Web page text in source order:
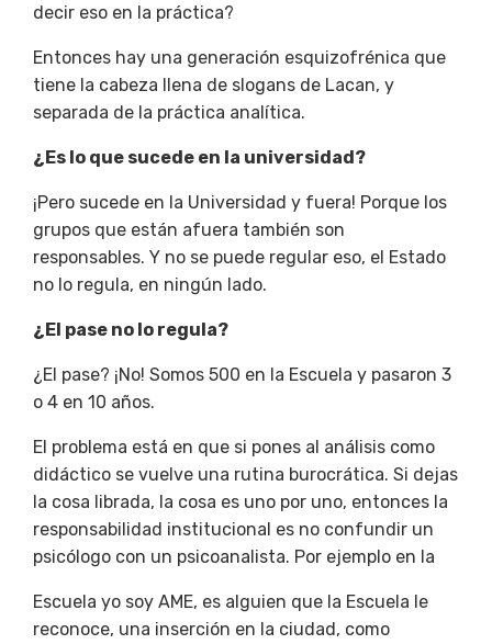
decir eso en la práctica?
Entonces hay una generación esquizofrénica que
tiene la cabeza llena de slogans de Lacan, y
separada de la práctica analítica.
¿Es lo que sucede en la universidad?
¡Pero sucede en la Universidad y fuera! Porque los
grupos que están afuera también son
responsables. Y no se puede regular eso, el Estado
no lo regula, en ningún lado.
¿El pase no lo regula?
¿El pase? ¡No! Somos 500 en la Escuela y pasaron 3
o 4 en 10 años.
El problema está en que si pones al análisis como
didáctico se vuelve una rutina burocrática. Si dejas
la cosa librada, la cosa es uno por uno, entonces la
responsabilidad institucional es no confundir un
psicólogo con un psicoanalista. Por ejemplo en la
Escuela yo soy AME, es alguien que la Escuela le
reconoce, una inserción en la ciudad, como